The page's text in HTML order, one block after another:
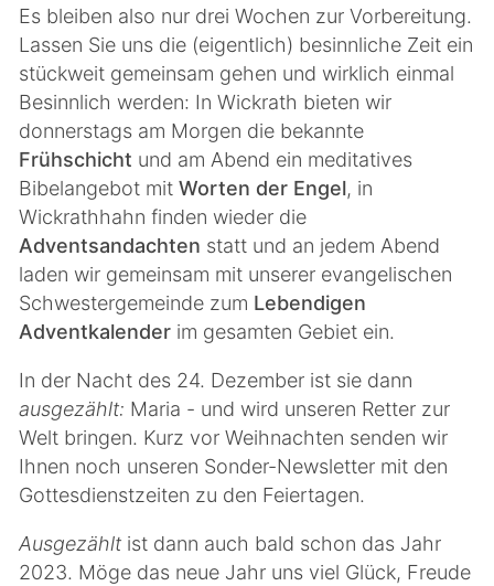
Es bleiben also nur drei Wochen zur Vorbereitung.
Lassen Sie uns die (eigentlich) besinnliche Zeit ein
stückweit gemeinsam gehen und wirklich einmal
Besinnlich werden: In Wickrath bieten wir
donnerstags am Morgen die bekannte
Frühschicht und am Abend ein meditatives
Bibelangebot mit Worten der Engel, in
Wickrathhahn finden wieder die
Adventsandachten statt und an jedem Abend
laden wir gemeinsam mit unserer evangelischen
Schwestergemeinde zum Lebendigen
Adventkalender im gesamten Gebiet ein.
In der Nacht des 24. Dezember ist sie dann
ausgezählt: Maria - und wird unseren Retter zur
Welt bringen. Kurz vor Weihnachten senden wir
Ihnen noch unseren Sonder-Newsletter mit den
Gottesdienstzeiten zu den Feiertagen.
Ausgezählt ist dann auch bald schon das Jahr
2023. Möge das neue Jahr uns viel Glück, Freude